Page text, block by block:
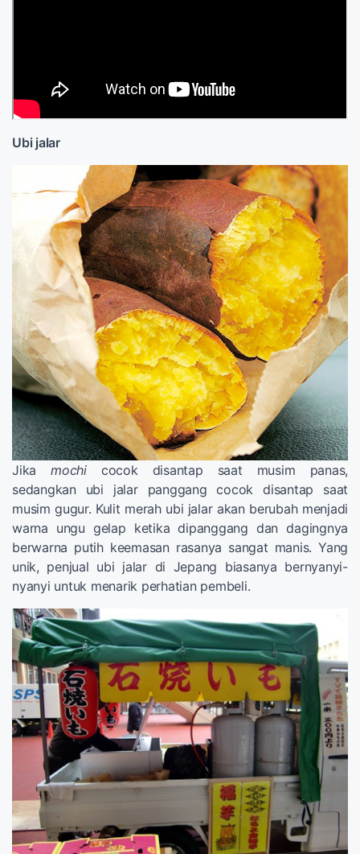
Ubi jalar
Jikamochicocok disantap saat musim panas,
sedangkan ubi jalar panggang cocok disantap saat
musim gugur. Kulit merah ubi jalar akan berubah menjadi
warna ungu gelap ketika dipanggang dan dagingnya
berwarna putih keemasan rasanya sangat manis. Yang
unik, penjual ubi jalar di Jepang biasanya bernyanyi-
nyanyi untuk menarik perhatian pembeli.